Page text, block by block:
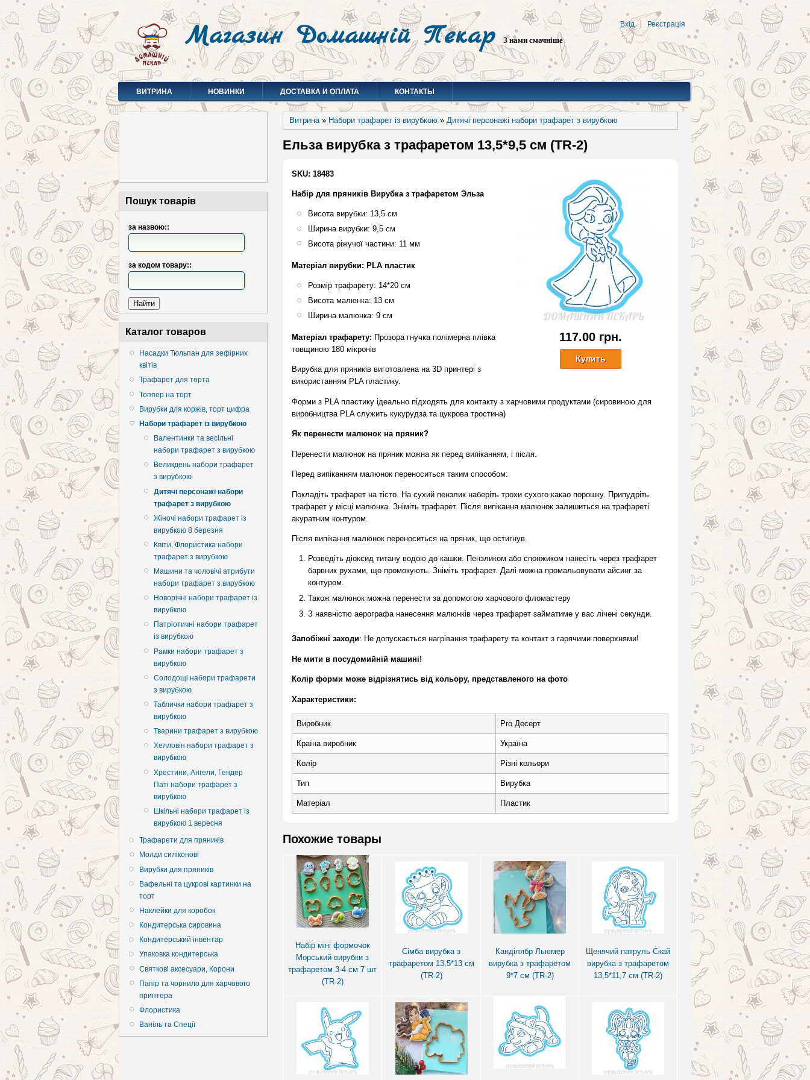
Магазин Домашній Пекар З нами смачніше
Вхід Реєстрація
ВИТРИНА НОВИНКИ ДОСТАВКА И ОПЛАТА КОНТАКТЫ
Пошук товарів
за назвою::
за кодом товару::
Каталог товаров
Насадки Тюльпан для зефірних
квітів
Трафарет для торта
Топпер на торт
Вирубки для коржів, торт цифра
Набори трафарет із вирубкою
Валентинки та весільні
набори трафарет з вирубкою
Великдень набори трафарет
з вирубкою
Дитячі персонажі набори
трафарет з вирубкою
Жіночі набори трафарет із
вирубкою 8 березня
Квіти, Флористика набори
трафарет з вирубкою
Машини та чоловічі атрибути
набори трафарет з вирубкою
Новорічні набори трафарет із
вирубкою
Патріотичні набори трафарет
із вирубкою
Рамки набори трафарет з
вирубкою
Солодощі набори трафарети
з вирубкою
Таблички набори трафарет з
вирубкою
Тварини трафарет з вирубкою
Хелловін набори трафарет з
вирубкою
Хрестини, Ангели, Гендер
Паті набори трафарет з
вирубкою
Шкільні набори трафарет із
вирубкою 1 вересня
Трафарети для пряників
Молди силіконові
Вирубки для пряників
Вафельні та цукрові картинки на
торт
Наклейки для коробок
Кондитерська сировина
Кондитерський інвентар
Упаковка кондитерська
Святкові аксесуари, Корони
Папір та чорнило для харчового
принтера
Флористика
Ваніль та Спеції
Витрина» Набори трафарет із вирубкою » Дитячі персонажі набори трафарет з вирубкою
Ельза вирубка з трафаретом 13,5*9,5 см (TR-2)
117.00 грн.
SKU: 18483
Набір для пряників Вирубка з трафаретом Эльза
Висота вирубки: 13,5 см
Ширина вирубки: 9,5 см
Висота ріжучої частини: 11 мм
Матеріал вирубки: PLA пластик
Розмір трафарету: 14*20 см
Висота малюнка: 13 см
Ширина малюнка: 9 см
Матеріал трафарету: Прозора гнучка полімерна плівка
товщиною 180 мікронів
Вирубка для пряників виготовлена на 3D принтері з
використанням PLA пластику.
Форми з PLA пластику ідеально підходять для контакту з харчовими продуктами (сировиною для
виробництва PLA служить кукурудза та цукрова тростина)
Як перенести малюнок на пряник?
Перенести малюнок на пряник можна як перед випіканням, і після.
Перед випіканням малюнок переноситься таким способом:
Покладіть трафарет на тісто. На сухий пензлик наберіть трохи сухого какао порошку. Припудріть
трафарет у місці малюнка. Зніміть трафарет. Після випікання малюнок залишиться на трафареті
акуратним контуром.
Після випікання малюнок переноситься на пряник, що остигнув.
Розведіть діоксид титану водою до кашки. Пензликом або спонжиком нанесіть через трафарет
барвник рухами, що промокують. Зніміть трафарет. Далі можна промальовувати айсинг за
контуром.
Також малюнок можна перенести за допомогою харчового фломастеру
З наявністю аерографа нанесення малюнків через трафарет займатиме у вас лічені секунди.
Запобіжні заходи: Не допускається нагрівання трафарету та контакт з гарячими поверхнями!
Не мити в посудомийній машині!
Колір форми може відрізнятись від кольору, представленого на фото
Характеристики:
Виробник Pro Десерт
Країна виробник Україна
Колір Різні кольори
Тип Вирубка
Матеріал Пластик
Похожие товары
Набір міні формочок
Морський вирубки з
трафаретом 3-4 см 7 шт
(TR-2)
Сімба вирубка з
трафаретом 13,5*13 см
(TR-2)
Канділябр Льюмер
вирубка з трафаретом
9*7 см (TR-2)
Щенячий патруль Скай
вирубка з трафаретом
13,5*11,7 см (TR-2)